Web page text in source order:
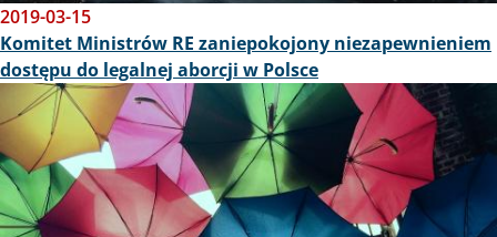
2019-03-15
Komitet Ministrów RE zaniepokojony niezapewnieniem
dostępu do legalnej aborcji w Polsce
Obraz